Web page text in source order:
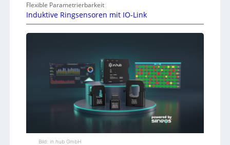
Flexible Parametrierbarkeit
Induktive Ringsensoren mit IO-Link
Bild: in.hub GmbH